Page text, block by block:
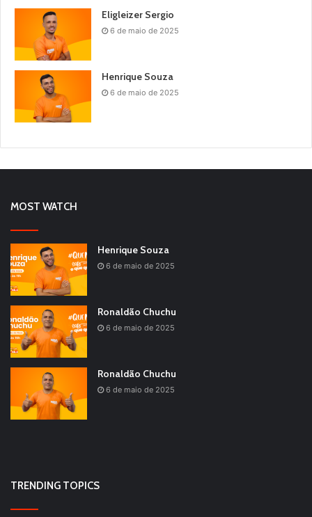
Eligleizer Sergio
6 de maio de 2025
Henrique Souza
6 de maio de 2025
MOST WATCH
Henrique Souza
6 de maio de 2025
Ronaldão Chuchu
6 de maio de 2025
Ronaldão Chuchu
6 de maio de 2025
TRENDING TOPICS